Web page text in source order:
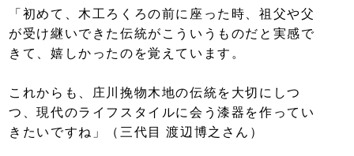
「初めて、木工ろくろの前に座った時、祖父や父
が受け継いできた伝統がこういうものだと実感で
きて、嬉しかったのを覚えています。
これからも、庄川挽物木地の伝統を大切にしつ
つ、現代のライフスタイルに会う漆器を作ってい
きたいですね」（三代目 渡辺博之さん）